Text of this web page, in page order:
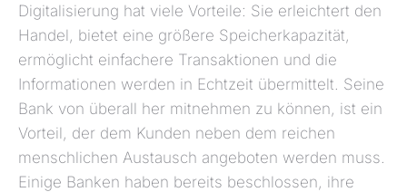
Digitalisierung hat viele Vorteile: Sie erleichtert den
Handel, bietet eine größere Speicherkapazität,
ermöglicht einfachere Transaktionen und die
Informationen werden in Echtzeit übermittelt. Seine
Bank von überall her mitnehmen zu können, ist ein
Vorteil, der dem Kunden neben dem reichen
menschlichen Austausch angeboten werden muss.
Einige Banken haben bereits beschlossen, ihre